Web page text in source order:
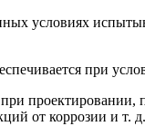
условиях
при
проекти­ровании,
от коррозии и т.